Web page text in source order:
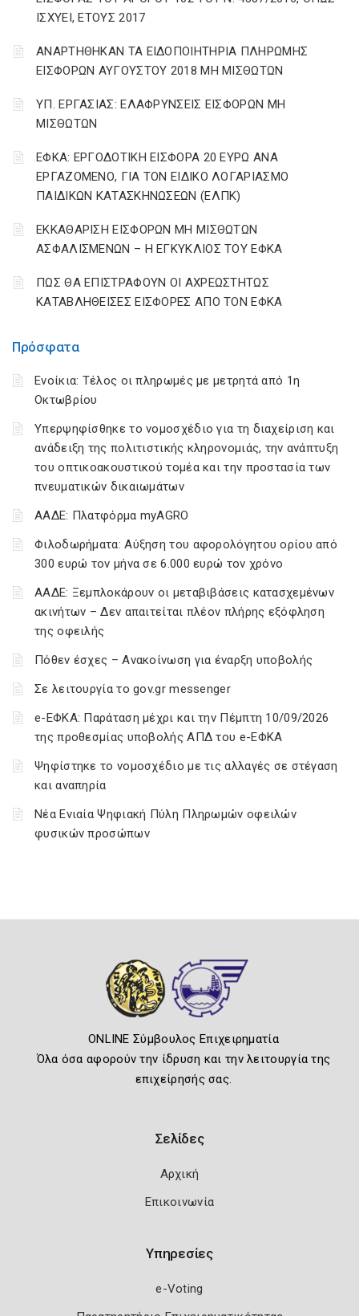
Πρόσφατα
Ενοίκια: Τέλος οι πληρωμές με μετρητά από 1η
Οκτωβρίου
Υπερψηφίσθηκε το νομοσχέδιο για τη διαχείριση και
ανάδειξη της πολιτιστικής κληρονομιάς, την ανάπτυξη
του οπτικοακουστικού τομέα και την προστασία των
πνευματικών δικαιωμάτων
ΑΑΔΕ: Πλατφόρμα myAGRO
Φιλοδωρήματα: Αύξηση του αφορολόγητου ορίου από
300 ευρώ τον μήνα σε 6.000 ευρώ τον χρόνο
ΑΑΔΕ: Ξεμπλοκάρουν οι μεταβιβάσεις κατασχεμένων
ακινήτων – Δεν απαιτείται πλέον πλήρης εξόφληση
της οφειλής
Πόθεν έσχες – Ανακοίνωση για έναρξη υποβολής
Σε λειτουργία το gov.gr messenger
e-ΕΦΚΑ: Παράταση μέχρι και την Πέμπτη 10/09/2026
της προθεσμίας υποβολής ΑΠΔ του e-ΕΦΚΑ
Ψηφίστηκε το νομοσχέδιο με τις αλλαγές σε στέγαση
και αναπηρία
Νέα Ενιαία Ψηφιακή Πύλη Πληρωμών οφειλών
φυσικών προσώπων
ΙΣΧΥΕΙ, ΕΤΟΥΣ 2017
ΑΝΑΡΤΗΘΗΚΑΝ ΤΑ ΕΙΔΟΠΟΙΗΤΗΡΙΑ ΠΛΗΡΩΜΗΣ
ΕΙΣΦΟΡΩΝ ΑΥΓΟΥΣΤΟΥ 2018 ΜΗ ΜΙΣΘΩΤΩΝ
ΥΠ. ΕΡΓΑΣΙΑΣ: ΕΛΑΦΡΥΝΣΕΙΣ ΕΙΣΦΟΡΩΝ ΜΗ
ΜΙΣΘΩΤΩΝ
ΕΦΚΑ: ΕΡΓΟΔΟΤΙΚΗ ΕΙΣΦΟΡΑ 20 ΕΥΡΩ ΑΝΑ
ΕΡΓΑΖΟΜΕΝΟ, ΓΙΑ ΤΟΝ ΕΙΔΙΚΟ ΛΟΓΑΡΙΑΣΜΟ
ΠΑΙΔΙΚΩΝ ΚΑΤΑΣΚΗΝΩΣΕΩΝ (ΕΛΠΚ)
ΕΚΚΑΘΑΡΙΣΗ ΕΙΣΦΟΡΩΝ ΜΗ ΜΙΣΘΩΤΩΝ
ΑΣΦΑΛΙΣΜΕΝΩΝ – Η ΕΓΚΥΚΛΙΟΣ ΤΟΥ ΕΦΚΑ
ΠΩΣ ΘΑ ΕΠΙΣΤΡΑΦΟΥΝ ΟΙ ΑΧΡΕΩΣΤΗΤΩΣ
ΚΑΤΑΒΛΗΘΕΙΣΕΣ ΕΙΣΦΟΡΕΣ ΑΠΟ ΤΟΝ ΕΦΚΑ
ONLINE Σύμβουλος Επιχειρηματία
Όλα όσα αφορούν την ίδρυση και την λειτουργία της
επιχείρησής σας.
Σελίδες
Αρχική
Επικοινωνία
Υπηρεσίες
e-Voting